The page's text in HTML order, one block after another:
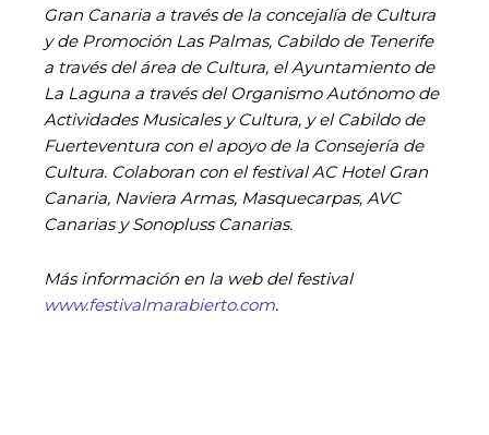
Gran Canaria a través de la concejalía de Cultura
y de Promoción Las Palmas, Cabildo de Tenerife
a través del área de Cultura, el Ayuntamiento de
La Laguna a través del Organismo Autónomo de
Actividades Musicales y Cultura, y el Cabildo de
Fuerteventura con el apoyo de la Consejería de
Cultura. Colaboran con el festival AC Hotel Gran
Canaria, Naviera Armas, Masquecarpas, AVC
Canarias y Sonopluss Canarias.
Más información en la web del festival
www.festivalmarabierto.com.